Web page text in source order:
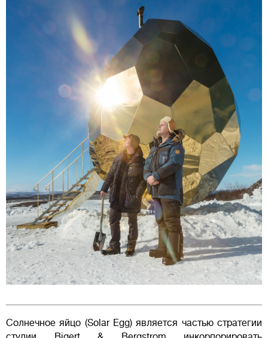
Солнечное яйцо (Solar Egg) является частью стратегии